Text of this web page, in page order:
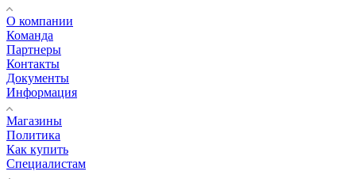
О компании
Команда
Партнеры
Контакты
Документы
Информация
Магазины
Политика
Как купить
Специалистам